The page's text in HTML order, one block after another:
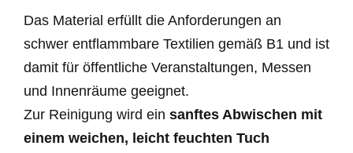
Das Material erfüllt die Anforderungen an
schwer entflammbare Textilien gemäß B1 und ist
damit für öffentliche Veranstaltungen, Messen
und Innenräume geeignet.
Zur Reinigung wird ein sanftes Abwischen mit
einem weichen, leicht feuchten Tuch